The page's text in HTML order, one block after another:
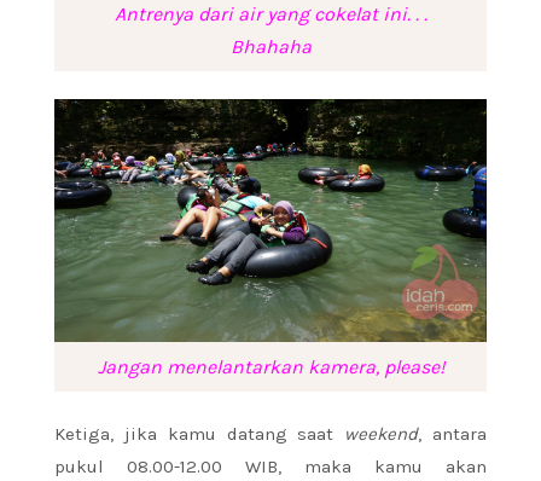
Antrenya dari air yang cokelat ini. . .
Bhahaha
Jangan menelantarkan kamera, please!
Ketiga, jika kamu datang saat weekend, antara
pukul 08.00-12.00 WIB, maka kamu akan